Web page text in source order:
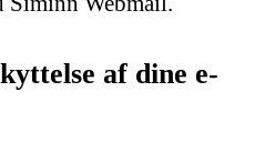
af dine e-